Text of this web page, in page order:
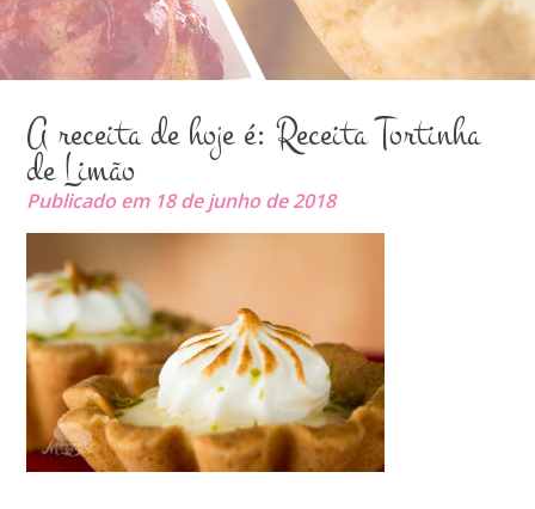
A receita de hoje é: Receita Tortinha
de Limão
Publicado em 18 de junho de 2018